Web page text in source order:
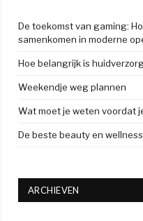
De toekomst van gaming:
samenkomen in moderne
Hoe belangrijk is
Weekendje weg plannen
Wat moet je weten voordat
De beste beauty en
ARCHIEVEN